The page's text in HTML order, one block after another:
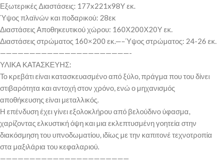
Εξωτερικές Διαστάσεις: 177x221x98Υ εκ.
Ύψος πλαϊνών και ποδαρικού: 28εκ
Διαστάσεις Αποθηκευτικού χώρου: 160Χ200Χ20Υ εκ.
Διαστάσεις στρώματος 160×200 εκ.—–Ύψος στρώματος: 24-26 εκ.
——————————————————————-
ΥΛΙΚΑ ΚΑΤΑΣΚΕΥΗΣ:
Το κρεβάτι είναι κατασκευασμένο από ξύλο, πράγμα που του δίνει
στιβαρότητα και αντοχή στον χρόνο, ενώ ο μηχανισμός
αποθήκευσης είναι μεταλλικός.
Η επένδυση έχει γίνει εξολοκλήρου από βελούδινο ύφασμα,
χαρίζοντας ελκυστική όψη και μια εκλεπτυσμένη γοητεία στην
διακόσμηση του υπνοδωματίου, ιδίως με την καπιτονέ τεχνοτροπία
στα μαξιλάρια του κεφαλαριού.
——————————————————————